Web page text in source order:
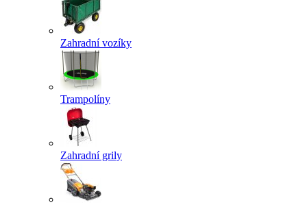
Zahradní vozíky
Trampolíny
Zahradní grily